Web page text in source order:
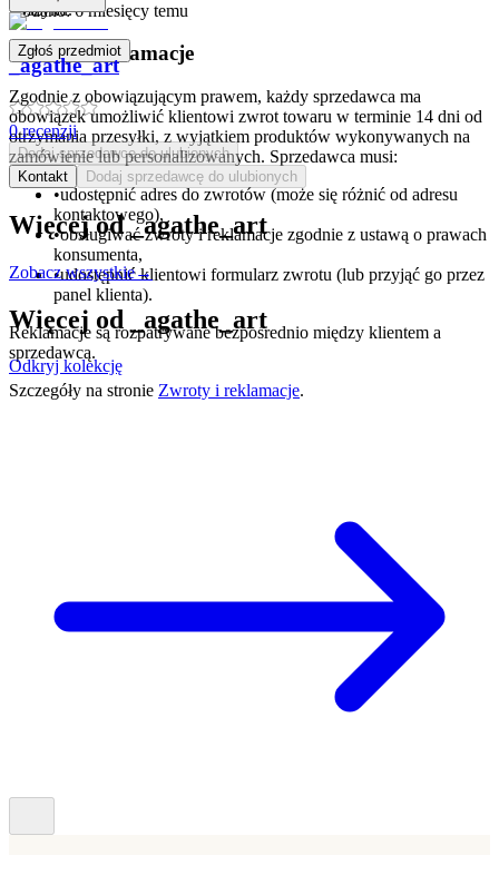
koszyku.
Zwroty i reklamacje
Zgodnie z obowiązującym prawem, każdy sprzedawca ma
obowiązek umożliwić klientowi zwrot towaru w terminie 14 dni od
otrzymania przesyłki, z wyjątkiem produktów wykonywanych na
zamówienie lub personalizowanych. Sprzedawca musi:
•udostępnić adres do zwrotów (może się różnić od adresu
kontaktowego),
•obsługiwać zwroty i reklamacje zgodnie z ustawą o prawach
konsumenta,
•udostępnić klientowi formularz zwrotu (lub przyjąć go przez
panel klienta).
Reklamacje są rozpatrywane bezpośrednio między klientem a
sprzedawcą.
Szczegóły na stronie Zwroty i reklamacje.
Dodano:6 miesięcy temu
Zgłoś przedmiot
_agathe_art
0recenzji
Dodaj sprzedawcę do ulubionych
Kontakt
Dodaj sprzedawcę do ulubionych
Więcej od_agathe_art
Zobacz wszystkie→
Więcej od _agathe_art
Odkryj kolekcję